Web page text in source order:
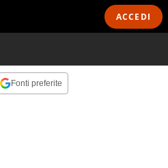
ACCEDI
Fonti preferite